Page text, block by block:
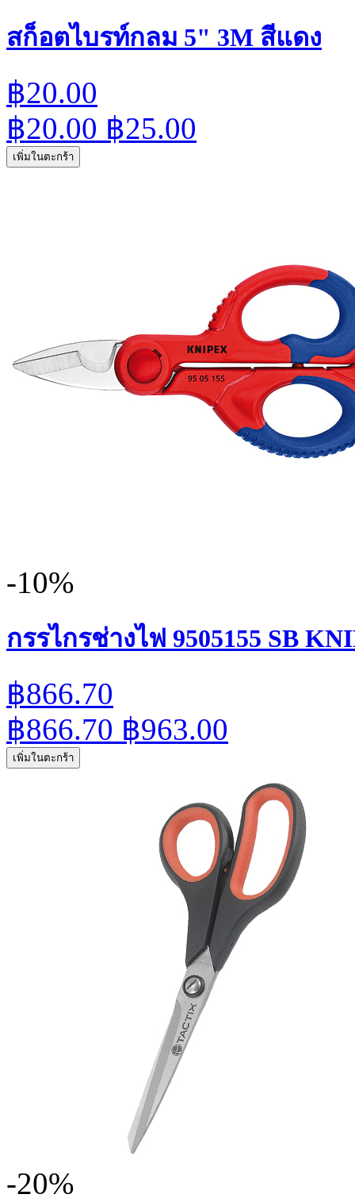
สก็อตไบรท์กลม 5" 3M สีแดง
฿20.00
฿20.00 ฿25.00
เพิ่มในตะกร้า
-10%
กรรไกรช่างไฟ 9505155 SB
฿866.70
฿866.70 ฿963.00
เพิ่มในตะกร้า
-20%